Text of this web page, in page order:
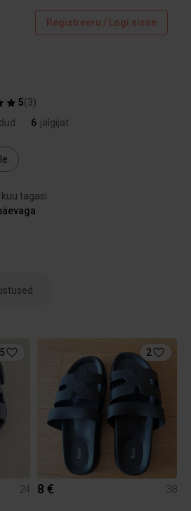
Registreeru / Logi sisse
5(3)
6 jälgijat
tagasi
5
24
2
8 € 38